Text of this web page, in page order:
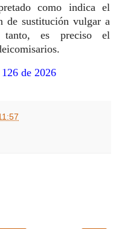
como indica el
de sustitución vulgar a
es preciso el
de 2026